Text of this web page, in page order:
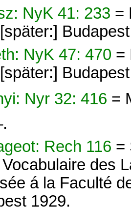
NyK 41: 233 =
NyK 47: 470 =
Nyr 32: 416 =
Rech 116 =
des
á la Faculté
1929.